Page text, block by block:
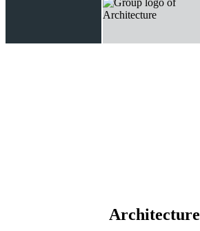
Architecture